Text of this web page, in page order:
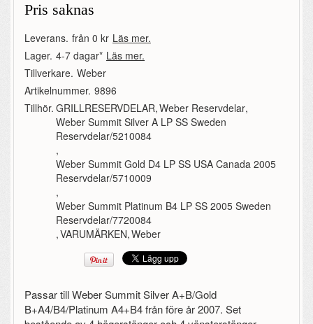
Pris saknas
Leverans. från 0 kr Läs mer.
Lager. 4-7 dagar* Läs mer.
Tillverkare. Weber
Artikelnummer. 9896
Tillhör. GRILLRESERVDELAR,Weber Reservdelar,
Weber Summit Silver A LP SS Sweden
Reservdelar/5210084
,
Weber Summit Gold D4 LP SS USA Canada 2005
Reservdelar/5710009
,
Weber Summit Platinum B4 LP SS 2005 Sweden
Reservdelar/7720084
,VARUMÄRKEN,Weber
Passar till Weber Summit Silver A+B/Gold
B+A4/B4/Platinum A4+B4 från före år 2007. Set